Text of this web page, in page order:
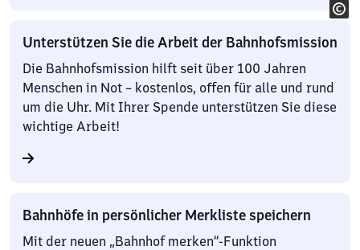
Unterstützen Sie die Arbeit der Bahnhofsmission
Die Bahnhofsmission hilft seit über 100 Jahren
Menschen in Not – kostenlos, offen für alle und rund
um die Uhr. Mit Ihrer Spende unterstützen Sie diese
wichtige Arbeit!
Bahnhöfe in persönlicher Merkliste speichern
Mit der neuen „Bahnhof merken“-Funktion